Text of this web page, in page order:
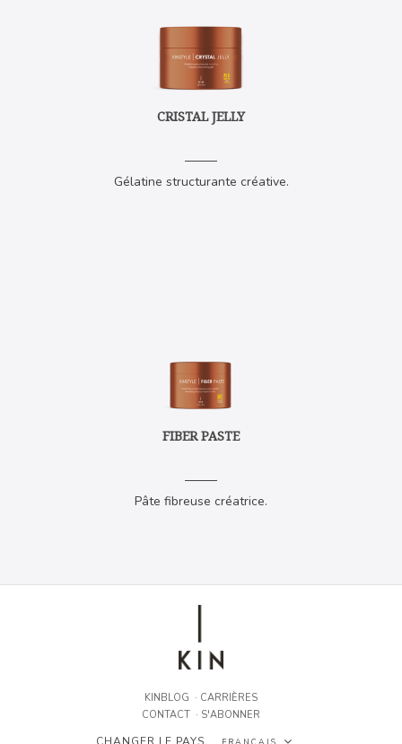
CRISTAL JELLY
Gélatine structurante créative.
FIBER PASTE
Pâte fibreuse créatrice.
KINBLOG · CARRIÈRES
CONTACT · S'ABONNER
CHANGER LE PAYS